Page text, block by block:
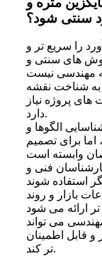
سنتی شود؟
را سریع تر و
روش های سنتی و
به شناخت نقشه
های پروژه نیاز
دارد.
الگوها و
اما برای تصمیم
فنی و
بازار و روند
می تواند
و قابل اطمینان
تر کند.